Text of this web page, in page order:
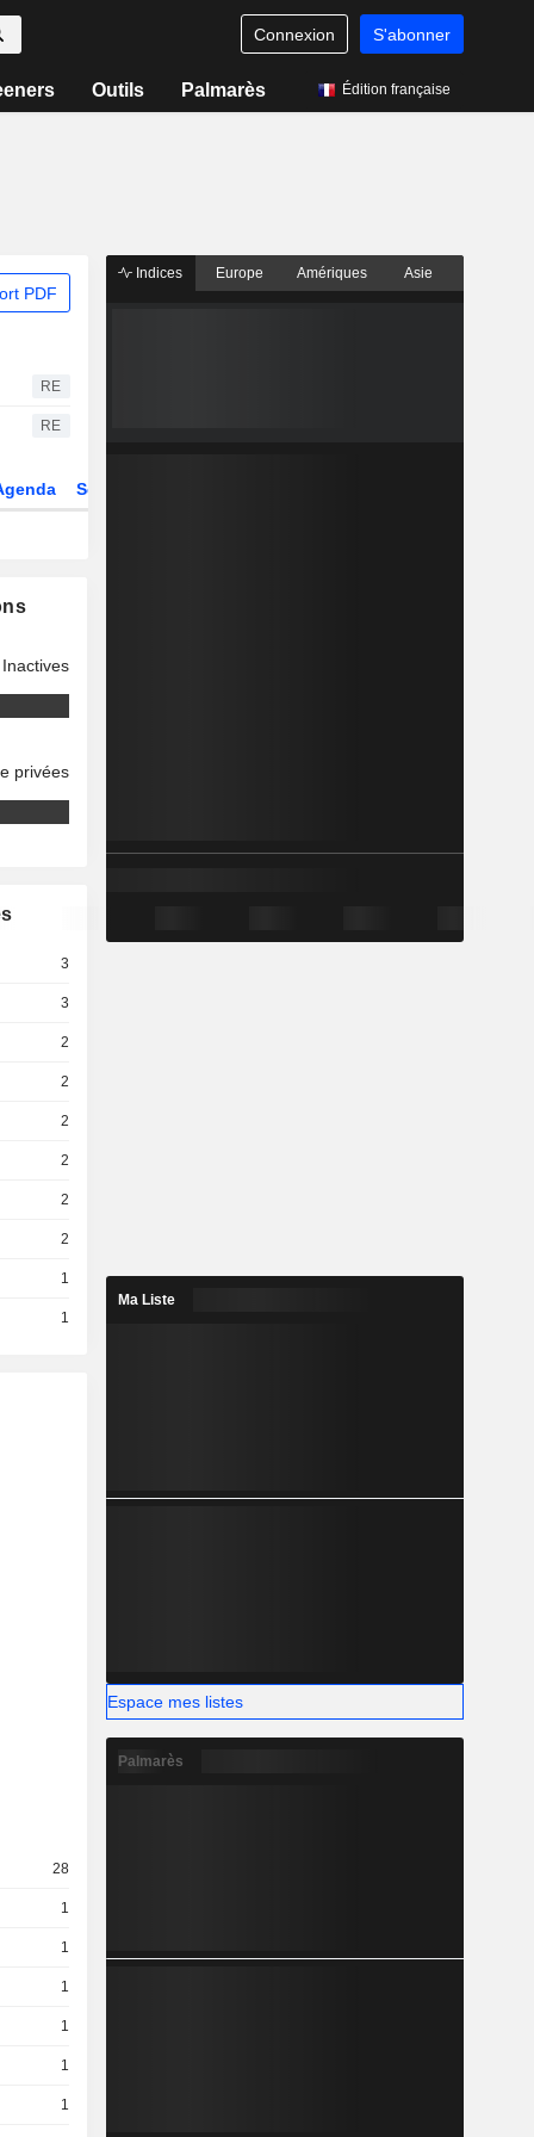
Connexion S'abonner
Outils Palmarès Édition française
PDF
RE
RE
Secteur
Inactives
privées
3
3
2
2
2
2
2
2
1
1
28
1
1
1
1
1
1
Indices Europe Amériques Asie
Ma Liste
Espace mes listes
Palmarès